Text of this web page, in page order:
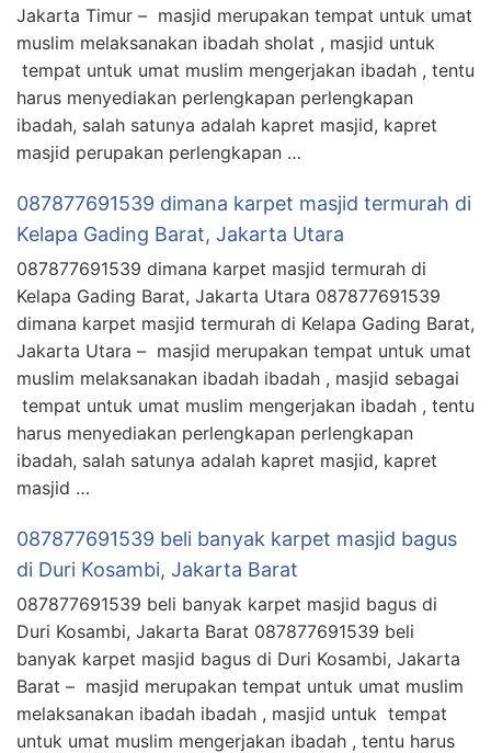
Jakarta Timur – masjid merupakan tempat untuk umat
muslim melaksanakan ibadah sholat , masjid untuk
tempat untuk umat muslim mengerjakan ibadah , tentu
harus menyediakan perlengkapan perlengkapan
ibadah, salah satunya adalah kapret masjid, kapret
masjid perupakan perlengkapan …
087877691539 dimana karpet masjid termurah di
Kelapa Gading Barat, Jakarta Utara
087877691539 dimana karpet masjid termurah di
Kelapa Gading Barat, Jakarta Utara 087877691539
dimana karpet masjid termurah di Kelapa Gading Barat,
Jakarta Utara – masjid merupakan tempat untuk umat
muslim melaksanakan ibadah ibadah , masjid sebagai
tempat untuk umat muslim mengerjakan ibadah , tentu
harus menyediakan perlengkapan perlengkapan
ibadah, salah satunya adalah kapret masjid, kapret
masjid …
087877691539 beli banyak karpet masjid bagus
di Duri Kosambi, Jakarta Barat
087877691539 beli banyak karpet masjid bagus di
Duri Kosambi, Jakarta Barat 087877691539 beli
banyak karpet masjid bagus di Duri Kosambi, Jakarta
Barat – masjid merupakan tempat untuk umat muslim
melaksanakan ibadah ibadah , masjid untuk tempat
untuk umat muslim mengerjakan ibadah , tentu harus